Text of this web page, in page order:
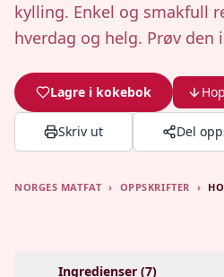
kylling. Enkel og smakfull
hverdag og helg. Prøv den
Lagre i kokebok
Skriv ut Del
NORGES MATFAT › OPPSKRIFTER ›
Ingredienser (7)